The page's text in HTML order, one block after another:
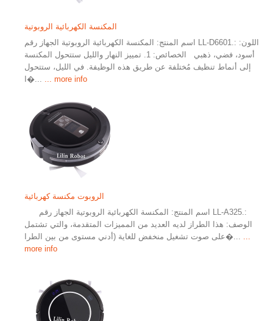
المكنسة الكهربائية الروبوتية
اسم المنتج: المكنسة الكهربائية الروبوتية الجهاز رقم LL-D6601.: اللون:
أسود، فضي، ذهبي الخصائص: 1. تمييز النهار والليل ستتحول المكنسة
إلى أنماط تنظيف مُختلفة عن طريق هذه الوظيفة. في الليل، ستتحول
ا�...
... more info
الروبوت مكنسة كهربائية
الوصف: هذا الطراز لديه العديد من المميزات المتقدمة، والتي تشتمل
على صوت تشغيل منخفض للغاية (أدني مستوى من بين الطرا�...
more info